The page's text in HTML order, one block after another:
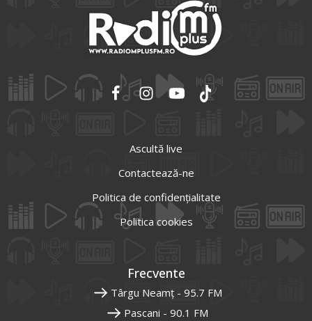
Ascultă live
Contactează-ne
Politica de confidențialitate
Politica cookies
Frecvente
Târgu Neamț - 95.7 FM
Pascani - 90.1 FM